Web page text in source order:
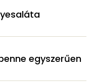
egyszerűen